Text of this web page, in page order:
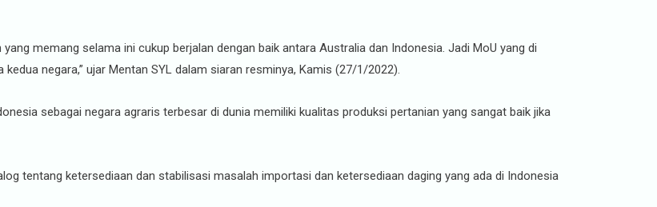
memang selama ini cukup berjalan dengan baik antara Australia dan Indonesia. Jadi MoU yang di
negara,” ujar Mentan SYL dalam siaran resminya, Kamis (27/1/2022).
sebagai negara agraris terbesar di dunia memiliki kualitas produksi pertanian yang sangat baik jika
tentang ketersediaan dan stabilisasi masalah importasi dan ketersediaan daging yang ada di Indonesia